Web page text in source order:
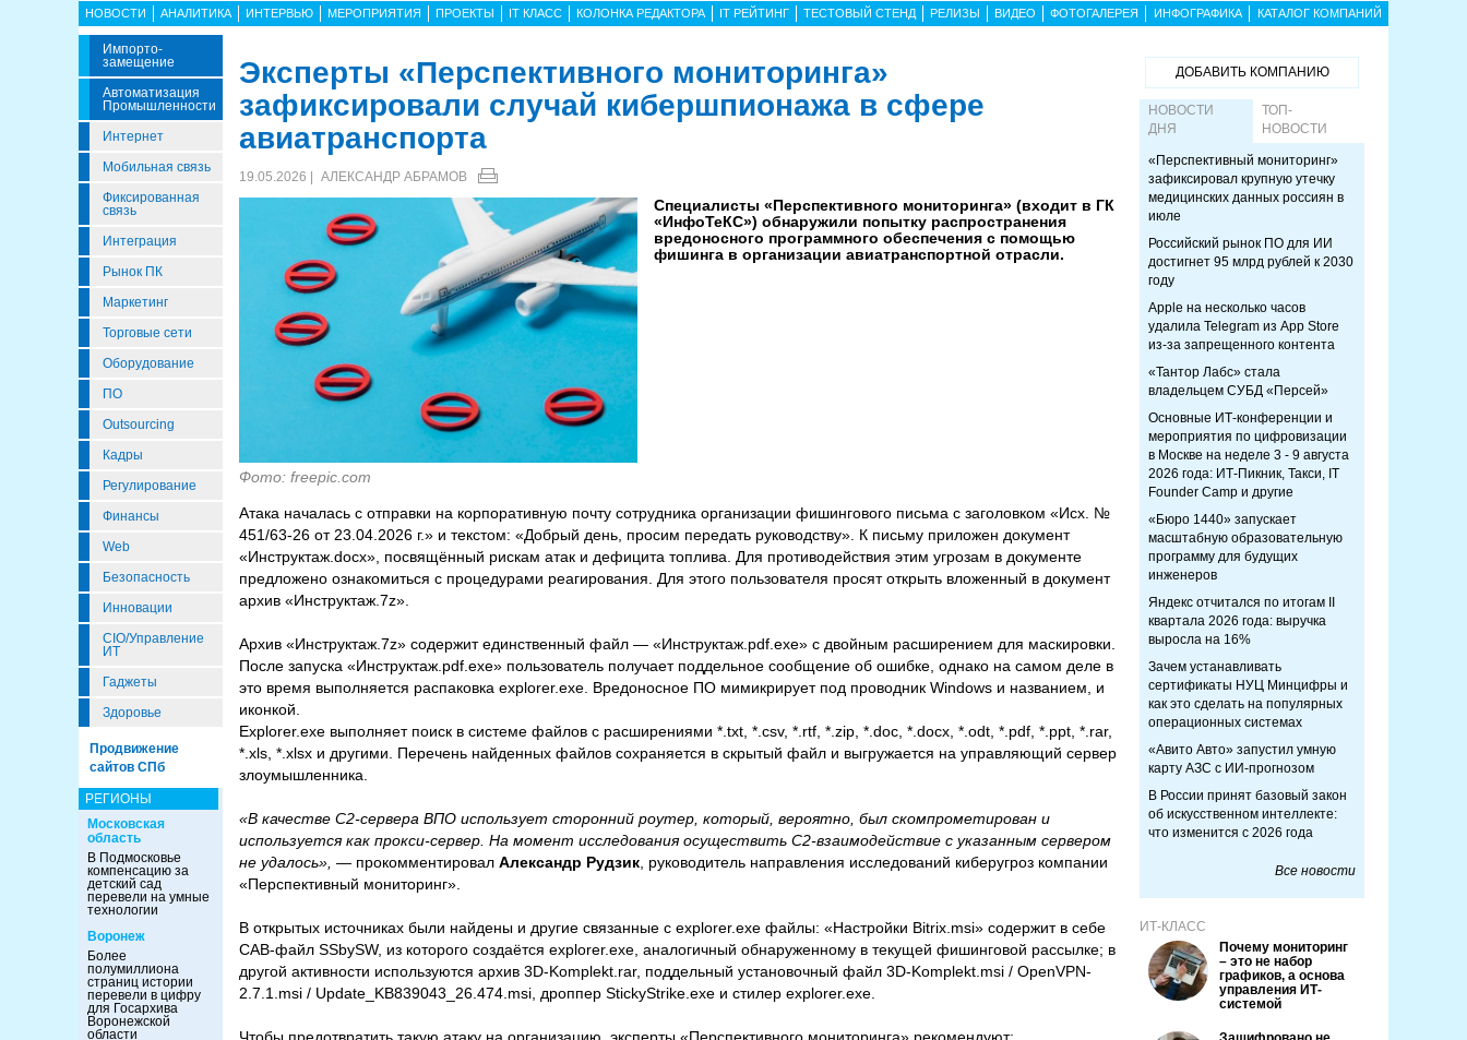
НОВОСТИ АНАЛИТИКА ИНТЕРВЬЮ МЕРОПРИЯТИЯ ПРОЕКТЫ IT КЛАСС КОЛОНКА РЕДАКТОРА IT РЕЙТИНГ ТЕСТОВЫЙ СТЕНД РЕЛИЗЫ ВИДЕО ФОТОГАЛЕРЕЯ ИНФОГРАФИКА КАТАЛОГ КОМПАНИЙ
Импорто­
Замещение
Автоматизация
Промышленности
Интернет
Мобильная связь
Фиксированная
связь
Интеграция
Рынок ПК
Маркетинг
Торговые сети
Оборудование
ПО
Outsourcing
Кадры
Регулирование
Финансы
Web
Безопасность
Инновации
CIO/Управление
ИТ
Гаджеты
Здоровье
Продвижение
сайтов СПб
РЕГИОНЫ
Московская
область
В Подмосковье
компенсацию за
детский сад
перевели на умные
технологии
Воронеж
Более
полумиллиона
страниц истории
перевели в цифру
для Госархива
Воронежской
области
Эксперты «Перспективного мониторинга»
зафиксировали случай кибершпионажа в сфере
авиатранспорта
19.05.2026 | АЛЕКСАНДР АБРАМОВ
Фото: freepic.com
Специалисты «Перспективного мониторинга» (входит в ГК
«ИнфоТеКС») обнаружили попытку распространения
вредоносного программного обеспечения с помощью
фишинга в организации авиатранспортной отрасли.
Атака началась с отправки на корпоративную почту сотрудника организации фишингового письма с заголовком «Исх. №
451/63-26 от 23.04.2026 г.» и текстом: «Добрый день, просим передать руководству». К письму приложен документ
«Инструктаж.docx», посвящённый рискам атак и дефицита топлива. Для противодействия этим угрозам в документе
предложено ознакомиться с процедурами реагирования. Для этого пользователя просят открыть вложенный в документ
архив «Инструктаж.7z».
Архив «Инструктаж.7z» содержит единственный файл — «Инструктаж.pdf.exe» с двойным расширением для маскировки.
После запуска «Инструктаж.pdf.exe» пользователь получает поддельное сообщение об ошибке, однако на самом деле в
это время выполняется распаковка explorer.exe. Вредоносное ПО мимикрирует под проводник Windows и названием, и
иконкой.
Explorer.exe выполняет поиск в системе файлов с расширениями *.txt, *.csv, *.rtf, *.zip, *.doc, *.docx, *.odt, *.pdf, *.ppt, *.rar,
*.xls, *.xlsx и другими. Перечень найденных файлов сохраняется в скрытый файл и выгружается на управляющий сервер
злоумышленника.
«В качестве C2-сервера ВПО использует сторонний роутер, который, вероятно, был скомпрометирован и
используется как прокси-сервер. На момент исследования осуществить C2-взаимодействие с указанным сервером
не удалось», — прокомментировал Александр Рудзик , руководитель направления исследований киберугроз компании
«Перспективный мониторинг».
В открытых источниках были найдены и другие связанные с explorer.exe файлы: «Настройки Bitrix.msi» содержит в себе
CAB-файл SSbySW, из которого создаётся explorer.exe, аналогичный обнаруженному в текущей фишинговой рассылке; в
другой активности используются архив 3D-Komplekt.rar, поддельный установочный файл 3D-Komplekt.msi / OpenVPN-
2.7.1.msi / Update_KB839043_26.474.msi, дроппер StickyStrike.exe и стилер explorer.exe.
ДОБАВИТЬ КОМПАНИЮ
НОВОСТИ
ДНЯ
ТОП-
НОВОСТИ
«Перспективный мониторинг»
зафиксировал крупную утечку
медицинских данных россиян в
июле
Российский рынок ПО для ИИ
достигнет 95 млрд рублей к 2030
году
Apple на несколько часов
удалила Telegram из App Store
из-за запрещенного контента
«Тантор Лабс» стала
владельцем СУБД «Персей»
Основные ИТ-конференции и
мероприятия по цифровизации
в Москве на неделе 3 - 9 августа
2026 года: ИТ-Пикник, Такси, IT
Founder Camp и другие
«Бюро 1440» запускает
масштабную образовательную
программу для будущих
инженеров
Яндекс отчитался по итогам II
квартала 2026 года: выручка
выросла на 16%
Зачем устанавливать
сертификаты НУЦ Минцифры и
как это сделать на популярных
операционных системах
«Авито Авто» запустил умную
карту АЗС с ИИ-прогнозом
В России принят базовый закон
об искусственном интеллекте:
что изменится с 2026 года
Все новости
ИТ-КЛАСС
Почему мониторинг
– это не набор
графиков, а основа
управления ИТ-
системой